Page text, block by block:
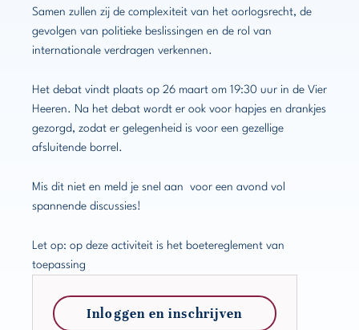
Samen zullen zij de complexiteit van het oorlogsrecht, de
gevolgen van politieke beslissingen en de rol van
internationale verdragen verkennen.
Het debat vindt plaats op 26 maart om 19:30 uur in de Vier
Heeren. Na het debat wordt er ook voor hapjes en drankjes
gezorgd, zodat er gelegenheid is voor een gezellige
afsluitende borrel.
Mis dit niet en meld je snel aan voor een avond vol
spannende discussies!
Let op: op deze activiteit is het boetereglement van
toepassing
Inloggen en inschrijven